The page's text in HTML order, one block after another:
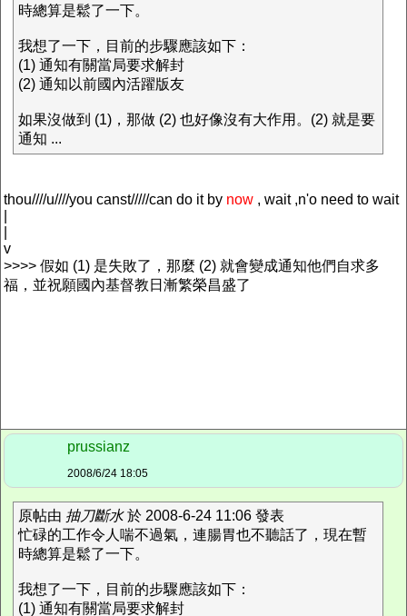
時總算是鬆了一下。
我想了一下，目前的步驟應該如下：
(1) 通知有關當局要求解封
(2) 通知以前國內活躍版友
如果沒做到 (1)，那做 (2) 也好像沒有大作用。(2) 就是要
通知 ...
thou////u////you canst/////can do it by now , wait ,n'o need to wait
v
>>>> 假如 (1) 是失敗了，那麼 (2) 就會變成通知他們自求多
福，並祝願國內基督教日漸繁榮昌盛了
prussianz
2008/6/24 18:05
原帖由 抽刀斷水於 2008-6-24 11:06 發表
忙碌的工作令人喘不過氣，連腸胃也不聽話了，現在暫
時總算是鬆了一下。
我想了一下，目前的步驟應該如下：
(1) 通知有關當局要求解封